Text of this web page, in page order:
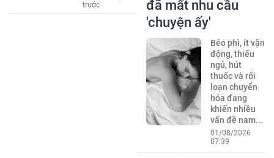
trước
đã mất nhu cầu
'chuyện ấy'
Béo phì, ít vận
động, thiếu
ngủ, hút
thuốc và rối
loạn chuyển
hóa đang
khiến nhiều
vấn đề nam...
01/08/2026
07:39